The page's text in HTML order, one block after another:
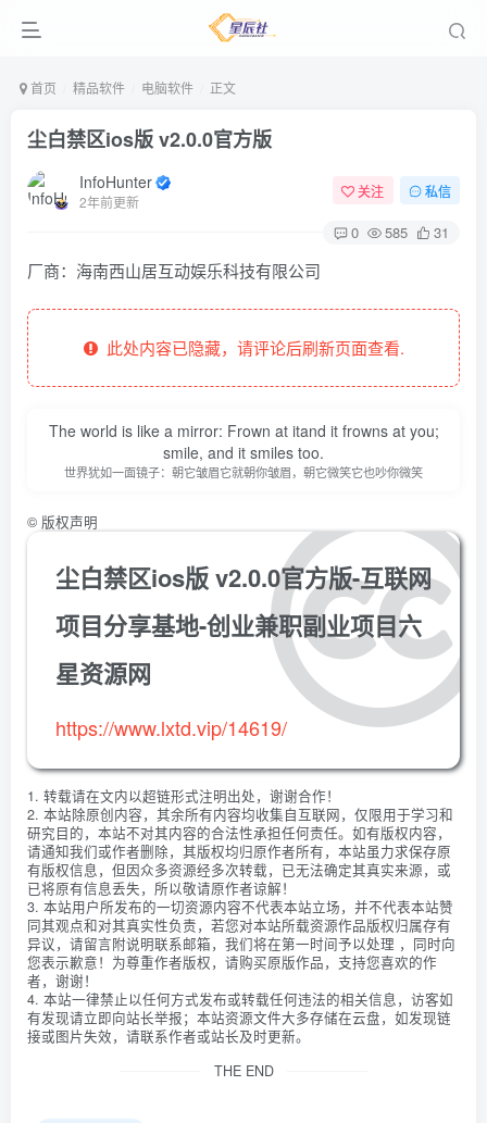
首页 精品软件 电脑软件 正文
尘白禁区ios版 v2.0.0官方版
InfoHunter
2年前更新
关注 私信
0 585 31
厂商： 海南西山居互动娱乐科技有限公司
此处内容已隐藏，请评论后刷新页面查看.
The world is like a mirror: Frown at itand it frowns at you;
smile, and it smiles too.
世界犹如一面镜子：朝它皱眉它就朝你皱眉，朝它微笑它也吵你微笑
© 版权声明
尘白禁区ios版 v2.0.0官方版-互联网
项目分享基地-创业兼职副业项目六
星资源网
https://www.lxtd.vip/14619/
1. 转载请在文内以超链形式注明出处，谢谢合作！
2. 本站除原创内容，其余所有内容均收集自互联网，仅限用于学习和
研究目的，本站不对其内容的合法性承担任何责任。如有版权内容，
请通知我们或作者删除，其版权均归原作者所有，本站虽力求保存原
有版权信息，但因众多资源经多次转载，已无法确定其真实来源，或
已将原有信息丢失，所以敬请原作者谅解！
3. 本站用户所发布的一切资源内容不代表本站立场，并不代表本站赞
同其观点和对其真实性负责，若您对本站所载资源作品版权归属存有
异议，请留言附说明联系邮箱，我们将在第一时间予以处理 ，同时向
您表示歉意！为尊重作者版权，请购买原版作品，支持您喜欢的作
者，谢谢！
4. 本站一律禁止以任何方式发布或转载任何违法的相关信息，访客如
有发现请立即向站长举报；本站资源文件大多存储在云盘，如发现链
接或图片失效，请联系作者或站长及时更新。
THE END